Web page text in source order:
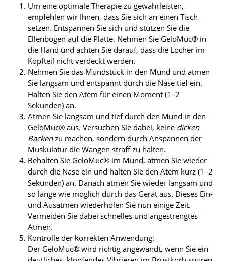
Um eine optimale Therapie zu gewährleisten,
empfehlen wir Ihnen, dass Sie sich an einen Tisch
setzen. Entspannen Sie sich und stützen Sie die
Ellenbogen auf die Platte. Nehmen Sie GeloMuc® in
die Hand und achten Sie darauf, dass die Löcher im
Kopfteil nicht verdeckt werden.
Nehmen Sie das Mundstück in den Mund und atmen
Sie langsam und entspannt durch die Nase tief ein.
Halten Sie den Atem für einen Moment (1–2
Sekunden) an.
Atmen Sie langsam und tief durch den Mund in den
GeloMuc® aus. Versuchen Sie dabei, keine dicken
Backenzu machen, sondern durch Anspannen der
Muskulatur die Wangen straff zu halten.
Behalten Sie GeloMuc® im Mund, atmen Sie wieder
durch die Nase ein und halten Sie den Atem kurz (1–2
Sekunden) an. Danach atmen Sie wieder langsam und
so lange wie möglich durch das Gerät aus. Dieses Ein-
und Ausatmen wiederholen Sie nun einige Zeit.
Vermeiden Sie dabei schnelles und angestrengtes
Atmen.
Kontrolle der korrekten Anwendung:
Der GeloMuc® wird richtig angewandt, wenn Sie ein